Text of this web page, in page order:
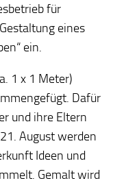
für
eines
ein.
1 x 1 Meter)
Dafür
und ihre Eltern
August werden
Ideen und
Gemalt wird